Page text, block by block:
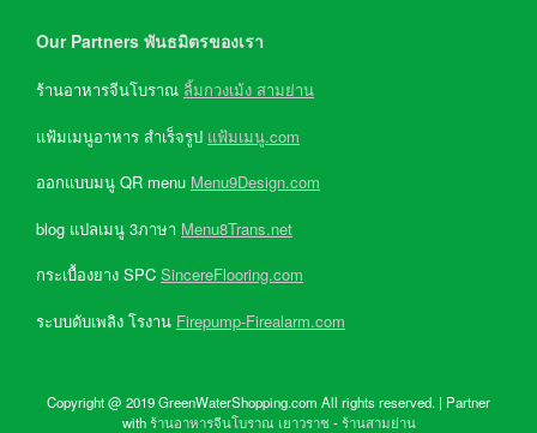
Our Partners พันธมิตรของเรา
ร้านอาหารจีนโบราณ ลิ้มกวงเม้ง สามย่าน
แฟ้มเมนูอาหาร สำเร็จรูป แฟ้มเมนู.com
ออกแบบมนู QR menu Menu9Design.com
blog แปลเมนู 3ภาษา Menu8Trans.net
กระเบื้องยาง SPC SincereFlooring.com
ระบบดับเพลิง โรงาน Firepump-Firealarm.com
Copyright @ 2019 GreenWaterShopping.com All rights reserved. | Partner
withร้านอาหารจีนโบราณ เยาวราช-ร้านสามย่าน